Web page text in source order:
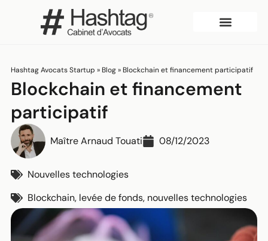
Hashtag Avocats Startup » Blog» Blockchain et financement participatif
Blockchain et financement
participatif
Maître Arnaud Touati 08/12/2023
Nouvelles technologies
Blockchain, levée de fonds, nouvelles technologies